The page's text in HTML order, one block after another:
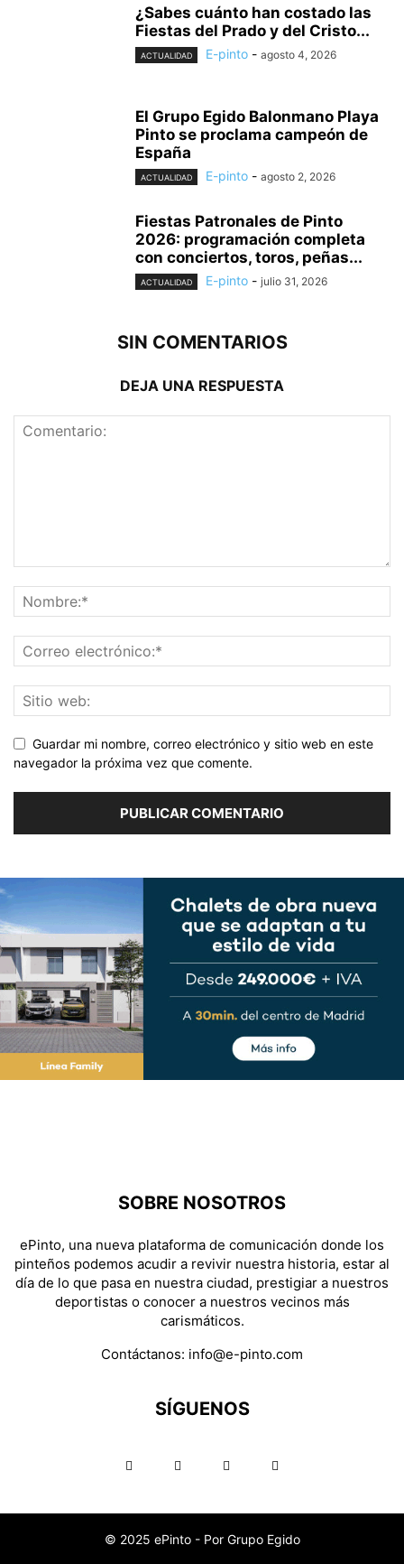
¿Sabes cuánto han costado las
Fiestas del Prado y del Cristo...
ACTUALIDAD E-pinto - agosto 4, 2026
El Grupo Egido Balonmano Playa
Pinto se proclama campeón de
España
ACTUALIDAD E-pinto - agosto 2, 2026
Fiestas Patronales de Pinto
2026: programación completa
con conciertos, toros, peñas...
ACTUALIDAD E-pinto - julio 31, 2026
SIN COMENTARIOS
DEJA UNA RESPUESTA
Guardar mi nombre, correo electrónico y sitio web en este
navegador la próxima vez que comente.
SOBRE NOSOTROS
ePinto, una nueva plataforma de comunicación donde los
pinteños podemos acudir a revivir nuestra historia, estar al
día de lo que pasa en nuestra ciudad, prestigiar a nuestros
deportistas o conocer a nuestros vecinos más
carismáticos.
Contáctanos: info@e-pinto.com
SÍGUENOS
© 2025 ePinto - Por Grupo Egido